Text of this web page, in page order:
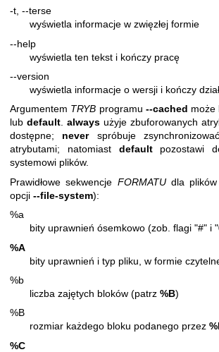
-t, --terse
wyświetla informacje w zwięzłej formie
--help
wyświetla ten tekst i kończy pracę
--version
wyświetla informacje o wersji i kończy
Argumentem TRYB programu --cached może
lub default. always użyje zbuforowanych
dostępne; neverspróbuje
atrybutami; natomiast defaultpozostawi
systemowi plików.
Prawidłowe sekwencje FORMATUdla plików
opcji --file-system):
%a
bity uprawnień ósemkowo (zob. flagi "#" i
%A
bity uprawnień i typ pliku, w formie
%b
liczba zajętych bloków (patrz %B)
%B
rozmiar każdego bloku podanego przez
%C